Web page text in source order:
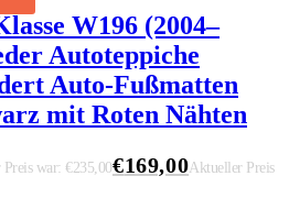
W196 (2004–
Autoteppiche
Auto-Fußmatten
mit Roten Nähten
war: €235,00€169,00Aktueller Preis